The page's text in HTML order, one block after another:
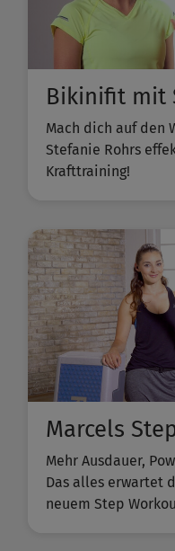
Bikinifit mit
Mach dich auf den
Stefanie Rohrs
Krafttraining!
Marcels
Mehr Ausdauer,
Das alles erwartet
neuem Step